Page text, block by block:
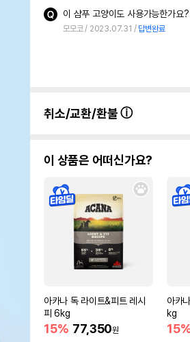
이 샴푸 고양이도 사용가능한가요?
모모코 2023.07.31 답변완료
취소/교환/환불
이 상품은 어떠신가요?
아카나 독 라이트&피트 레시
피 6kg
15% 77,350원
아카
kg